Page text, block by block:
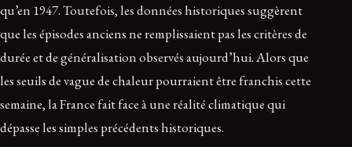
qu’en 1947. Toutefois, les données historiques suggèrent
que les épisodes anciens ne remplissaient pas les critères de
durée et de généralisation observés aujourd’hui. Alors que
les seuils de vague de chaleur pourraient être franchis cette
semaine, la France fait face à une réalité climatique qui
dépasse les simples précédents historiques.